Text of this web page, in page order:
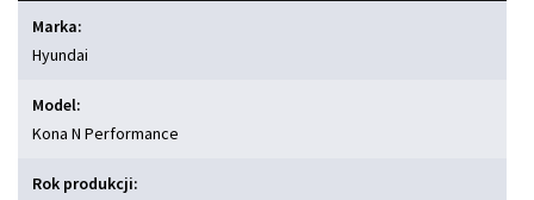
Marka:
Hyundai
Model:
Kona N Performance
Rok produkcji: